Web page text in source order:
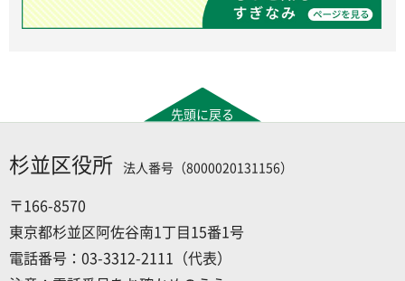
先頭に戻る
杉並区役所 法人番号（8000020131156）
〒166-8570
東京都杉並区阿佐谷南1丁目15番1号
電話番号：03-3312-2111（代表）